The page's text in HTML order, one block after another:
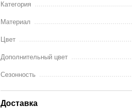
Категория
Материал
Цвет
Дополнительный цвет
Сезонность
Доставка